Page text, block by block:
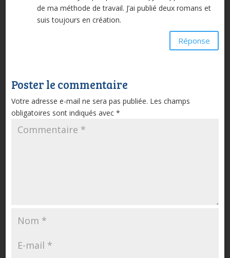
de ma méthode de travail. J’ai publié deux romans et
suis toujours en création.
Réponse
Poster le commentaire
Votre adresse e-mail ne sera pas publiée. Les champs
obligatoires sont indiqués avec *